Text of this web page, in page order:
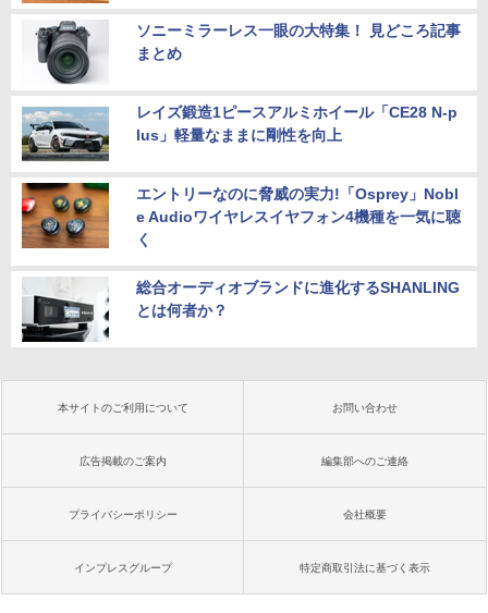
ソニーミラーレス一眼の大特集！ 見どころ記事
まとめ
レイズ鍛造1ピースアルミホイール「CE28 N-p
lus」軽量なままに剛性を向上
エントリーなのに脅威の実力!「Osprey」Nobl
e Audioワイヤレスイヤフォン4機種を一気に聴
く
総合オーディオブランドに進化するSHANLING
とは何者か？
本サイトのご利用について お問い合わせ
広告掲載のご案内 編集部へのご連絡
プライバシーポリシー 会社概要
インプレスグループ 特定商取引法に基づく表示